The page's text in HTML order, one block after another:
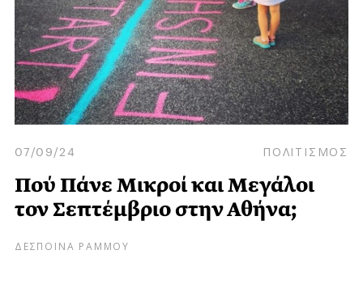
07/09/24 ΠΟΛΙΤΙΣΜΟΣ
Πού Πάνε Μικροί και Μεγάλοι
τον Σεπτέμβριο στην Αθήνα;
ΔΕΣΠΟΙΝΑ ΡΑΜΜΟΥ